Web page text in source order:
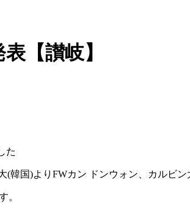
【讃岐】
た
韓国)よりFWカン ドンウォン、カルビ
。